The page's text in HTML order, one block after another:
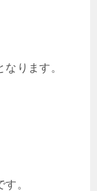
なります。
。